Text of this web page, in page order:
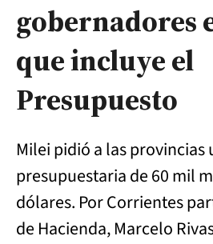
gobernadores
que incluye el
Presupuesto
Milei pidió a las provincias
presupuestaria de 60 mil
dólares. Por Corrientes
de Hacienda, Marcelo